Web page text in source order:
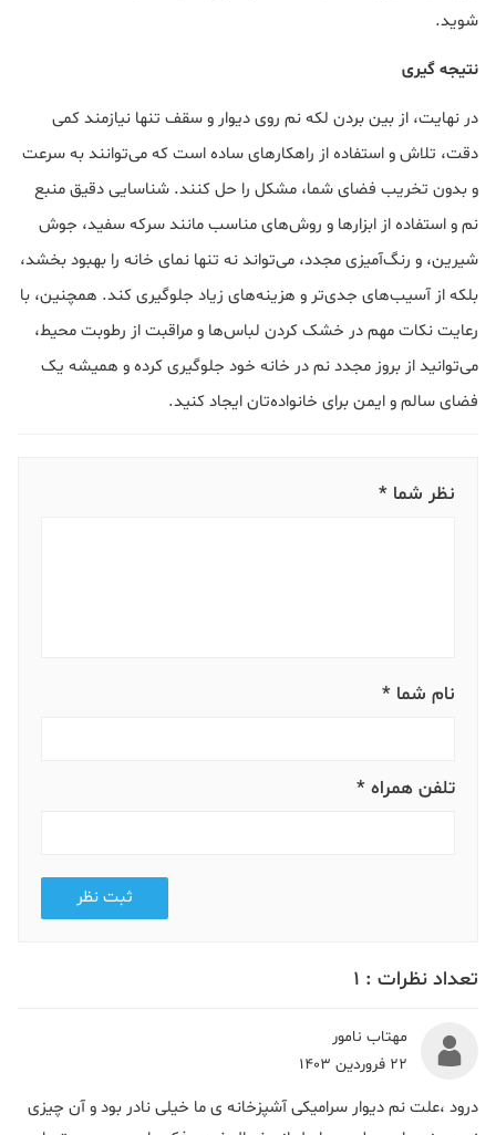
شوید.
نتیجه گیری
در نهایت، از بین بردن لکه نم روی دیوار و سقف تنها نیازمند کمی
دقت، تلاش و استفاده از راهکارهای ساده است که می‌توانند به سرعت
و بدون تخریب فضای شما، مشکل را حل کنند. شناسایی دقیق منبع
نم و استفاده از ابزارها و روش‌های مناسب مانند سرکه سفید، جوش
شیرین، و رنگ‌آمیزی مجدد، می‌تواند نه تنها نمای خانه را بهبود بخشد،
بلکه از آسیب‌های جدی‌تر و هزینه‌های زیاد جلوگیری کند. همچنین، با
رعایت نکات مهم در خشک کردن لباس‌ها و مراقبت از رطوبت محیط،
می‌توانید از بروز مجدد نم در خانه خود جلوگیری کرده و همیشه یک
فضای سالم و ایمن برای خانواده‌تان ایجاد کنید.
نظر شما *
نام شما *
تلفن همراه *
ثبت نظر
تعداد نظرات : 1
مهتاب نامور
22 فروردین 1403
درود ،علت نم دیوار سرامیکی آشپزخانه ی ما خیلی نادر بود و آن چیزی